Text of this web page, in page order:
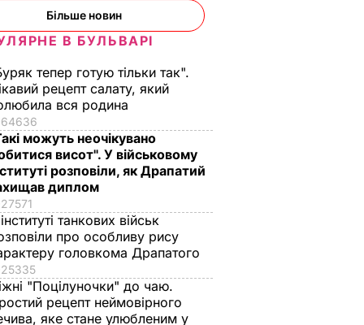
Більше новин
В БУЛЬВАРІ
тепер готую тільки так".
рецепт салату, який
вся родина
64636
можуть неочікувано
висот". У військовому
розповіли, як Драпатий
диплом
27571
танкових військ
про особливу рису
головкома Драпатого
25335
"Поцілуночки" до чаю.
рецепт неймовірного
яке стане улюбленим у